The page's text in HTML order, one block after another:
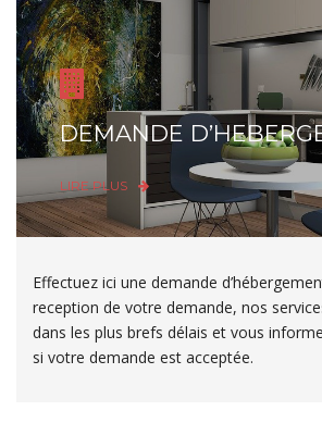
DEMANDE
LIRE PLUS
Effectuez ici une demande
reception de votre demande, nos
dans les plus brefs délais et vous
si votre demande est acceptée.